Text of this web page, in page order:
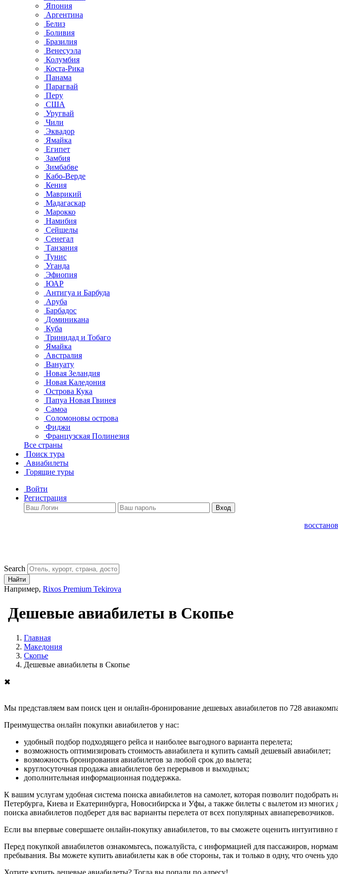
Япония
Аргентина
Белиз
Боливия
Бразилия
Венесуэла
Колумбия
Коста-Рика
Панама
Парагвай
Перу
США
Уругвай
Чили
Эквадор
Ямайка
Египет
Замбия
Зимбабве
Кабо-Верде
Кения
Маврикий
Мадагаскар
Марокко
Намибия
Сейшелы
Сенегал
Танзания
Тунис
Уганда
Эфиопия
ЮАР
Антигуа и Барбуда
Аруба
Барбадос
Доминикана
Куба
Тринидад и Тобаго
Ямайка
Австралия
Вануату
Новая Зеландия
Новая Каледония
Острова Кука
Папуа Новая Гвинея
Самоа
Соломоновы острова
Фиджи
Французская Полинезия
Все страны
Поиск тура
Авиабилеты
Горящие туры
Войти
Регистрация
Вход
Search
Найти
Например, Rixos Premium Tekirova
Дешевые авиабилеты в Скопье
Главная
Македония
Скопье
Дешевые авиабилеты в Скопье
✖
Мы представляем вам поиск цен и онлайн-бронирование дешевых авиабилетов по 728
Преимущества онлайн покупки авиабилетов у нас:
удобный подбор подходящего рейса и наиболее выгодного варианта перелета;
возможность оптимизировать стоимость авиабилета и купить самый дешевый авиабилет;
возможность бронирования авиабилетов за любой срок до вылета;
круглосуточная продажа авиабилетов без перерывов и выходных;
дополнительная информационная поддержка.
К вашим услугам удобная система поиска авиабилетов на самолет, которая позволит
Петербурга, Киева и Екатеринбурга, Новосибирска и Уфы, а также билеты с вылетом из
поиска авиабилетов подберет для вас варианты перелета от всех популярных авиаперевозчиков.
Если вы впервые совершаете онлайн-покупку авиабилетов, то вы сможете оценить
Перед покупкой авиабилетов ознакомьтесь, пожалуйста, с информацией для пассажиров,
пребывания. Вы можете купить авиабилеты как в обе стороны, так и только в одну, что очень
Хотите купить дешевые авиабилеты? Тогда вы попали по адресу!